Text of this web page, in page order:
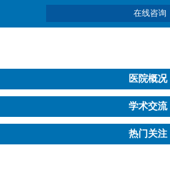
在线咨询
医院概况
学术交流
热门关注